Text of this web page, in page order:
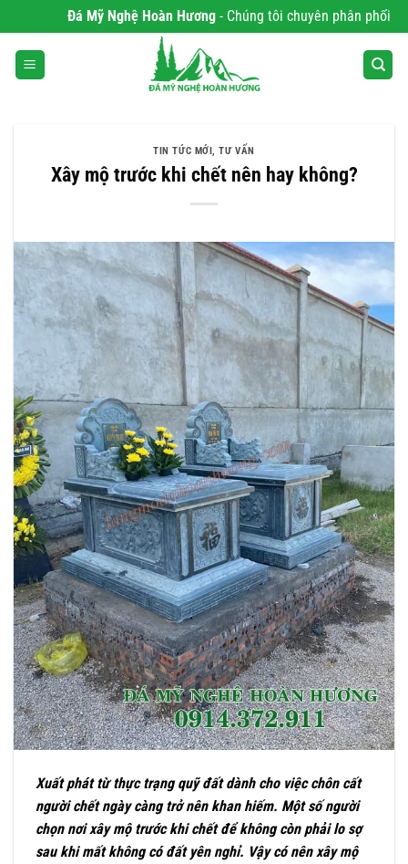
qua
nội
dung
Đá Mỹ Nghệ Hoàn Hương- Chúng tôi chuyên phân phối Sản phẩm
TIN TỨC MỚI,TƯ VẤN
Xây mộ trước khi chết nên hay không?
Xuất phát từ thực trạng quỹ đất dành cho việc chôn cất
người chết ngày càng trở nên khan hiếm. Một số người
chọn nơi xây mộ trước khi chết để không còn phải lo sợ
sau khi mất không có đất yên nghỉ. Vậy có nên xây mộ